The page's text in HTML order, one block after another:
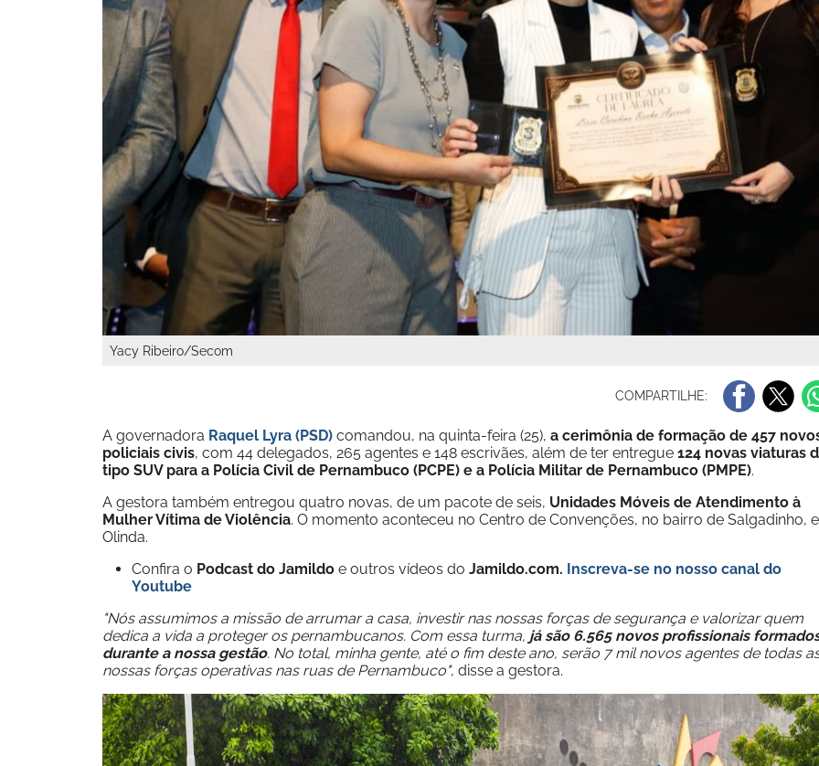
Yacy Ribeiro/Secom
COMPARTILHE:
A governadora Raquel Lyra (PSD) comandou, na quinta-feira (25), a cerimônia de formação de 457
policiais civis, com 44 delegados, 265 agentes e 148 escrivães, além de ter entregue 124 novas viaturas
tipo SUV para a Polícia Civil de Pernambuco (PCPE) e a Polícia Militar de Pernambuco (PMPE).
A gestora também entregou quatro novas, de um pacote de seis, Unidades Móveis de Atendimento à
Mulher Vítima de Violência. O momento aconteceu no Centro de Convenções, no bairro de Salgadinho,
Olinda.
Confira o Podcast do Jamildo e outros vídeos do Jamildo.com. Inscreva-se no nosso canal do
Youtube
"Nós assumimos a missão de arrumar a casa, investir nas nossas forças de segurança e valorizar quem
dedica a vida a proteger os pernambucanos. Com essa turma, já são 6.565 novos profissionais
durante a nossa gestão. No total, minha gente, até o fim deste ano, serão 7 mil novos agentes de todas
nossas forças operativas nas ruas de Pernambuco", disse a gestora.